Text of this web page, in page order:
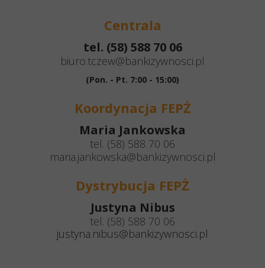
Centrala
tel. (58) 588 70 06
biuro.tczew@bankizywnosci.pl
(Pon. - Pt. 7:00 - 15:00)
Koordynacja FEPŻ
Maria Jankowska
tel. (58) 588 70 06
maria.jankowska@bankizywnosci.pl
Dystrybucja FEPŻ
Justyna Nibus
tel. (58) 588 70 06
justyna.nibus@bankizywnosci.pl